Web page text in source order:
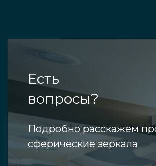
Оперативно работаем.
несколько суток
установим на вашем
зеркала, как отдельные,
Цена модели будет в
низкой, а качество
Есть
вопросы?
Подробно расскажем
сферические зеркала